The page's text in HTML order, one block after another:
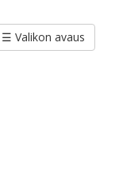
☰ Valikon avaus